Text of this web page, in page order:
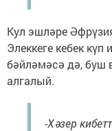
Кул эшләре
Элеккеге кебек
бәйләмәсә дә, буш
алгалый.
-Хәзер